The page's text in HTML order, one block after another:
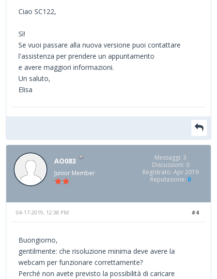
Ciao SC122,
Sì!
Se vuoi passare alla nuova versione puoi contattare
l'assistenza per prendere un appuntamento
e avere maggiori informazioni.
Un saluto,
Elisa
AO083
Junior Member
Messaggi: 3
Discussioni: 0
Registrato: Apr 2019
Reputazione: 0
#4
04-17-2019, 12:38 PM
Buongiorno,
gentilmente: che risoluzione minima deve avere la
webcam per funzionare correttamente?
Perché non avete previsto la possibilità di caricare